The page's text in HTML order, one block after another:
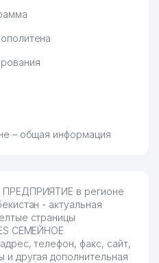
– общая информация
ПРЕДПРИЯТИЕ в регионе
- актуальная
страницы
СЕМЕЙНОЕ
телефон, факс, сайт,
другая дополнительная